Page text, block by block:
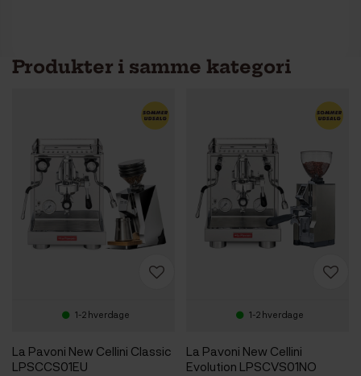
Produkter i samme kategori
1-2 hverdage
La Pavoni New Cellini Classic
LPSCCS01EU
1-2 hverdage
La Pavoni New Cellini
Evolution LPSCVS01NO